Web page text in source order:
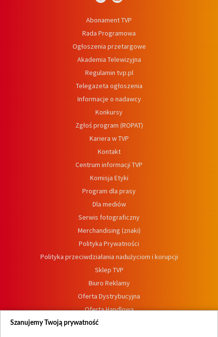
Abonament TVP
Rada Programowa
Ogłoszenia przetargowe
Akademia Telewizyjna
Regulamin tvp.pl
Telegazeta ogłoszenia
Informacje o nadawcy
Konkursy
Zgłoś program (ROPAT)
Kariera w TVP
Kontakt
Centrum informacji TVP
Komisja Etyki
Program dla prasy
Dla mediów
Serwis fotograficzny
Merchandising (znaki)
Polityka Prywatności
Polityka przeciwdziałania nadużyciom i korupcji
Sklep TVP
Biuro Reklamy
Oferta Dystrybucyjna
Oferta Handlowa
Dostępność
Szanujemy Twoją prywatność